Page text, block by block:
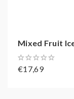
Mixed Fruit
€17,69